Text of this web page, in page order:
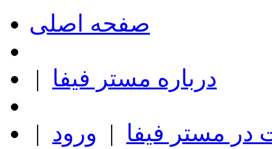
صفحه اصلی
| درباره مستر فیفا
| مستر فیفا | ورود